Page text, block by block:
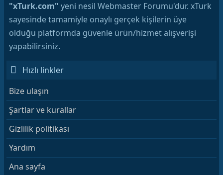
"xTurk.com" yeni nesil Webmaster Forumu'dur. xTurk
sayesinde tamamiyle onaylı gerçek kişilerin üye
olduğu platformda güvenle ürün/hizmet alışverişi
yapabilirsiniz.
Hızlı linkler
Bize ulaşın
Şartlar ve kurallar
Gizlilik politikası
Yardım
Ana sayfa